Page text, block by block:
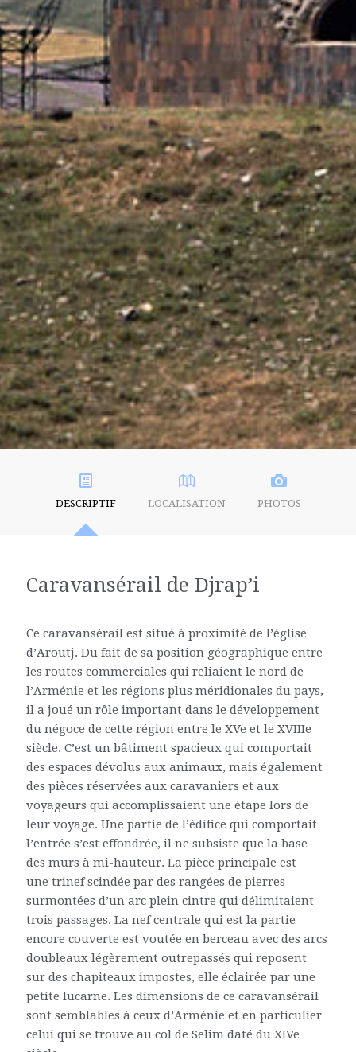
DESCRIPTIF LOCALISATION PHOTOS
Caravansérail de Djrap’i
Ce caravansérail est situé à proximité de l’église
d’Aroutj. Du fait de sa position géographique entre
les routes commerciales qui reliaient le nord de
l’Arménie et les régions plus méridionales du pays,
il a joué un rôle important dans le développement
du négoce de cette région entre le XVe et le XVIIIe
siècle. C’est un bâtiment spacieux qui comportait
des espaces dévolus aux animaux, mais également
des pièces réservées aux caravaniers et aux
voyageurs qui accomplissaient une étape lors de
leur voyage. Une partie de l’édifice qui comportait
l’entrée s’est effondrée, il ne subsiste que la base
des murs à mi-hauteur. La pièce principale est
une trinef scindée par des rangées de pierres
surmontées d’un arc plein cintre qui délimitaient
trois passages. La nef centrale qui est la partie
encore couverte est voutée en berceau avec des arcs
doubleaux légèrement outrepassés qui reposent
sur des chapiteaux impostes, elle éclairée par une
petite lucarne. Les dimensions de ce caravansérail
sont semblables à ceux d’Arménie et en particulier
celui qui se trouve au col de Selim daté du XIVe